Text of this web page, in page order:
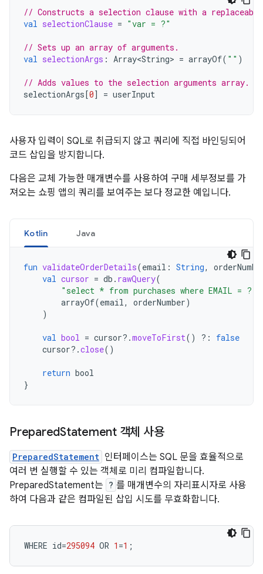
// Constructs a selection clause with a
val selectionClause = "var = ?"
// Sets up an array of arguments.
val selectionArgs : Array<String> = arrayOf( "" )
// Adds values to the selection arguments array.
selectionArgs[0] = userInput
사용자 입력이 SQL로 취급되지 않고 쿼리에 직접 바인딩되어
코드 삽입을 방지합니다.
다음은 교체 가능한 매개변수를 사용하여 구매 세부정보를 가
져오는 쇼핑 앱의 쿼리를 보여주는 보다 정교한 예입니다.
Kotlin Java
fun validateOrderDetails(email : String,
val cursor = db . rawQuery(
"select * from purchases where EMAIL = ? and
arrayOf(email, orderNumber)
)
val bool = cursor?.moveToFirst() ?:
false
cursor?.close()
return bool
}
PreparedStatement 객체 사용
PreparedStatement 인터페이스는 SQL 문을 효율적으로
여러 번 실행할 수 있는 객체로 미리 컴파일합니다.
PreparedStatement는 ? 를 매개변수의 자리표시자로 사용
하여 다음과 같은 컴파일된 삽입 시도를 무효화합니다.
WHERE id=295094 OR 1 =1 ;